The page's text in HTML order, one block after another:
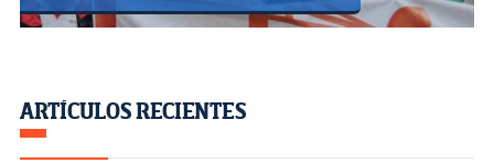
ARTÍCULOS RECIENTES